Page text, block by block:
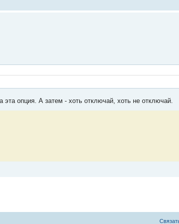
опция. А затем - хоть отключай, хоть не отключай.
Связат